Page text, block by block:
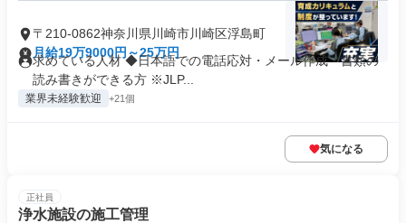
〒210-0862神奈川県川崎市川崎区浮島町
月給19万9000円～25万円
求めている人材 ◆日本語での電話応対・メール作成・書類の
読み書きができる方 ※JLP...
業界未経験歓迎 +21個
気になる
正社員
浄水施設の施工管理